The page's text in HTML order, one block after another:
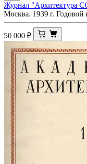
Журнал "Архитектура
Москва. 1939 г.
50 000 ₽